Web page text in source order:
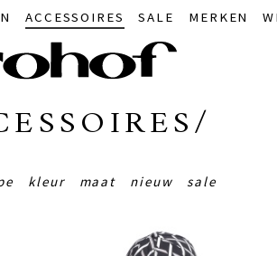
ACCESSOIRES SALE MERKEN
kleur maat nieuw sale